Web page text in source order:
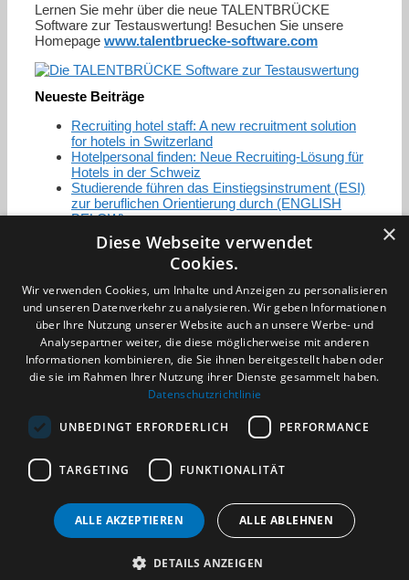
Lernen Sie mehr über die neue TALENTBRÜCKE
Software zur Testauswertung! Besuchen Sie unsere
Homepage www.talentbruecke-software.com
Neueste Beiträge
Recruiting hotel staff: A new recruitment solution
for hotels in Switzerland
Hotelpersonal finden: Neue Recruiting-Lösung für
Hotels in der Schweiz
Studierende führen das Einstiegsinstrument (ESI)
zur beruflichen Orientierung durch (ENGLISH
BELOW)
Zertifizierung / Mitgliedschaften
Datenschutzerklärung
Benachrichtigungsservice
Kontakt und Anfahrt
(c) 2026 TALENTBRÜCKE GmbH & Co. KG
×
Diese Webseite verwendet
Cookies.
Wir verwenden Cookies, um Inhalte und Anzeigen zu personalisieren
und unseren Datenverkehr zu analysieren. Wir geben Informationen
über Ihre Nutzung unserer Website auch an unsere Werbe- und
Analysepartner weiter, die diese möglicherweise mit anderen
Informationen kombinieren, die Sie ihnen bereitgestellt haben oder
die sie im Rahmen Ihrer Nutzung ihrer Dienste gesammelt haben.
Datenschutzrichtlinie
UNBEDINGT ERFORDERLICH PERFORMANCE
TARGETING FUNKTIONALITÄT
ALLE AKZEPTIEREN ALLE ABLEHNEN
DETAILS ANZEIGEN